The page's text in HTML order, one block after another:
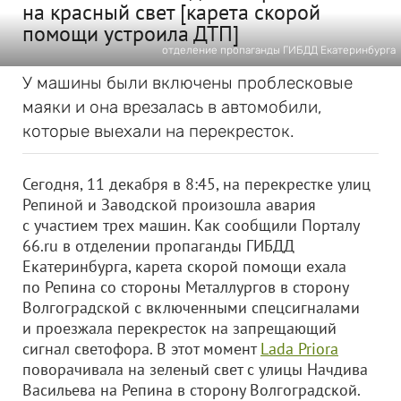
на красный свет [карета скорой
помощи устроила ДТП]
отделение пропаганды ГИБДД Екатеринбурга
У машины были включены проблесковые
маяки и она врезалась в автомобили,
которые выехали на перекресток.
Сегодня, 11 декабря в 8:45, на перекрестке улиц
Репиной и Заводской произошла авария
с участием трех машин. Как сообщили Порталу
66.ru в отделении пропаганды ГИБДД
Екатеринбурга, карета скорой помощи ехала
по Репина со стороны Металлургов в сторону
Волгоградской с включенными спецсигналами
и проезжала перекресток на запрещающий
сигнал светофора. В этот моментLada Priora
поворачивала на зеленый свет с улицы Начдива
Васильева на Репина в сторону Волгоградской.